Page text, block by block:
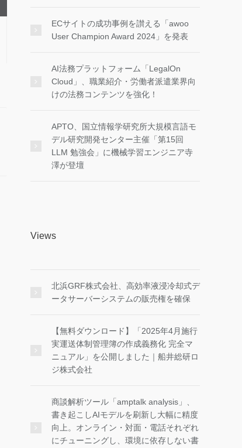
ECサイトの成功事例を讃える「awoo
User Champion Award 2024」を発表
AI法務プラットフォーム「LegalOn
Cloud」、職業紹介・労働者派遣業界向
けの法務コンテンツを強化！
APTO、国立情報学研究所大規模言語モ
デル研究開発センター主催「第15回
LLM 勉強会」に機械学習エンジニア寺
澤が登壇
Views
北浜GRF株式会社、高効率液浸冷却式デ
ータサーバーシステムの販売権を確保
【無料ダウンロード】「2025年4月施行
実運送体制管理簿の作成義務化 完全マ
ニュアル」を公開しました｜船井総研ロ
ジ株式会社
商談解析ツール「amptalk analysis」、
書き起こしAIモデルを刷新し大幅に精度
向上。オンライン・対面・電話それぞれ
にチューニングし、環境に依存しない書